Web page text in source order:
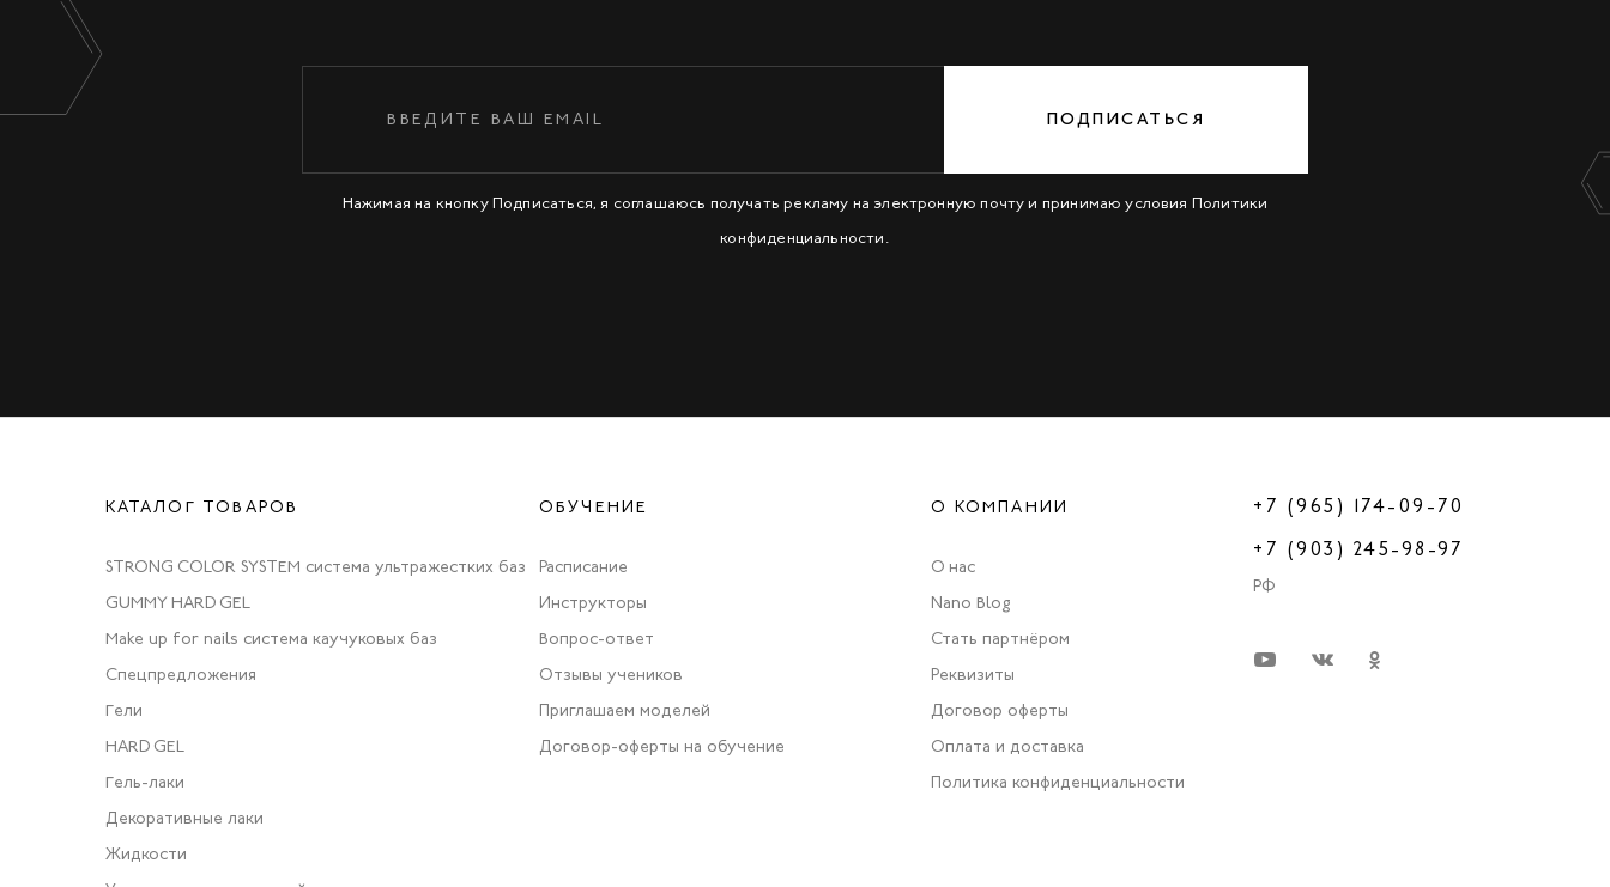
ПОДПИСАТЬСЯ
Нажимая на кнопку Подписаться, я соглашаюсь получать рекламу на электронную почту и принимаю условия Политики
конфиденциальности.
КАТАЛОГ ТОВАРОВ
STRONG COLOR SYSTEM система ультражестких баз
GUMMY HARD GEL
Make up for nails система каучуковых баз
Спецпредложения
Гели
HARD GEL
Гель-лаки
Декоративные лаки
Жидкости
ОБУЧЕНИЕ
Расписание
Инструкторы
Вопрос-ответ
Отзывы учеников
Приглашаем моделей
Договор-оферты на обучение
О КОМПАНИИ
О нас
Nano Blog
Стать партнёром
Реквизиты
Договор оферты
Оплата и доставка
Политика конфиденциальности
+7 (965) 174-09-70
+7 (903) 245-98-97
РФ